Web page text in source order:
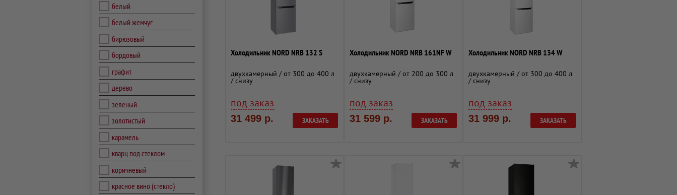
белый
белый жемчуг
бирюзовый
бордовый
графит
дерево
зеленый
золотистый
карамель
кварц под стеклом
коричневый
красное вино (стекло)
Холодильник NORD NRB 132 S
двухкамерный / от 300 до 400 л
/ снизу
под заказ
31 499 р. ЗАКАЗАТЬ
Холодильник NORD NRB 161NF W
двухкамерный / от 200 до 300 л
/ снизу
под заказ
31 599 р. ЗАКАЗАТЬ
Холодильник NORD NRB 134 W
двухкамерный / от 300 до 400 л
/ снизу
под заказ
31 999 р. ЗАКАЗАТЬ